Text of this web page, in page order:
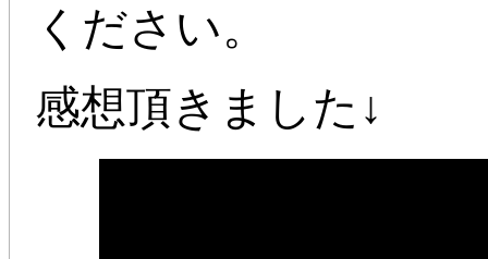
ください。
感想頂きました↓